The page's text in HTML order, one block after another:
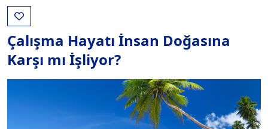
Çalışma Hayatı İnsan Doğasına
Karşı mı İşliyor?